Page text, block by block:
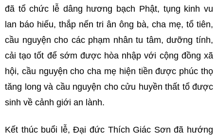
đã tổ chức lễ dâng hương bạch Phật, tụng kinh vu
lan báo hiếu, thắp nến tri ân ông bà, cha mẹ, tổ tiên,
cầu nguyện cho các phạm nhân tu tâm, dưỡng tính,
cải tạo tốt để sớm được hòa nhập với cộng đồng xã
hội, cầu nguyện cho cha mẹ hiện tiền được phúc thọ
tăng long và cầu nguyện cho cửu huyền thất tổ được
sinh về cảnh giới an lành.
Kết thúc buổi lễ, Đại đức Thích Giác Sơn đã hướng